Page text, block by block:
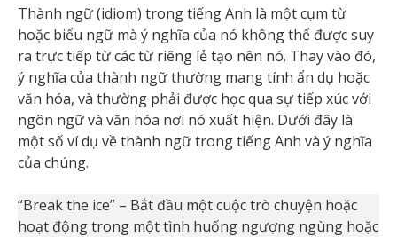
Thành ngữ (idiom) trong tiếng Anh là một cụm từ
hoặc biểu ngữ mà ý nghĩa của nó không thể được suy
ra trực tiếp từ các từ riêng lẻ tạo nên nó. Thay vào đó,
ý nghĩa của thành ngữ thường mang tính ẩn dụ hoặc
văn hóa, và thường phải được học qua sự tiếp xúc với
ngôn ngữ và văn hóa nơi nó xuất hiện. Dưới đây là
một số ví dụ về thành ngữ trong tiếng Anh và ý nghĩa
của chúng.
“Break the ice” – Bắt đầu một cuộc trò chuyện hoặc
hoạt động trong một tình huống ngượng ngùng hoặc